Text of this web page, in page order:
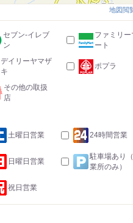
地図閲
セブン-イレブ
ン
ファミリー
ート
デイリーヤマザ
キ
ポプラ
その他の取扱
店
土曜日営業 24時間営業
日曜日営業
駐車場あり
業所のみ）
祝日営業